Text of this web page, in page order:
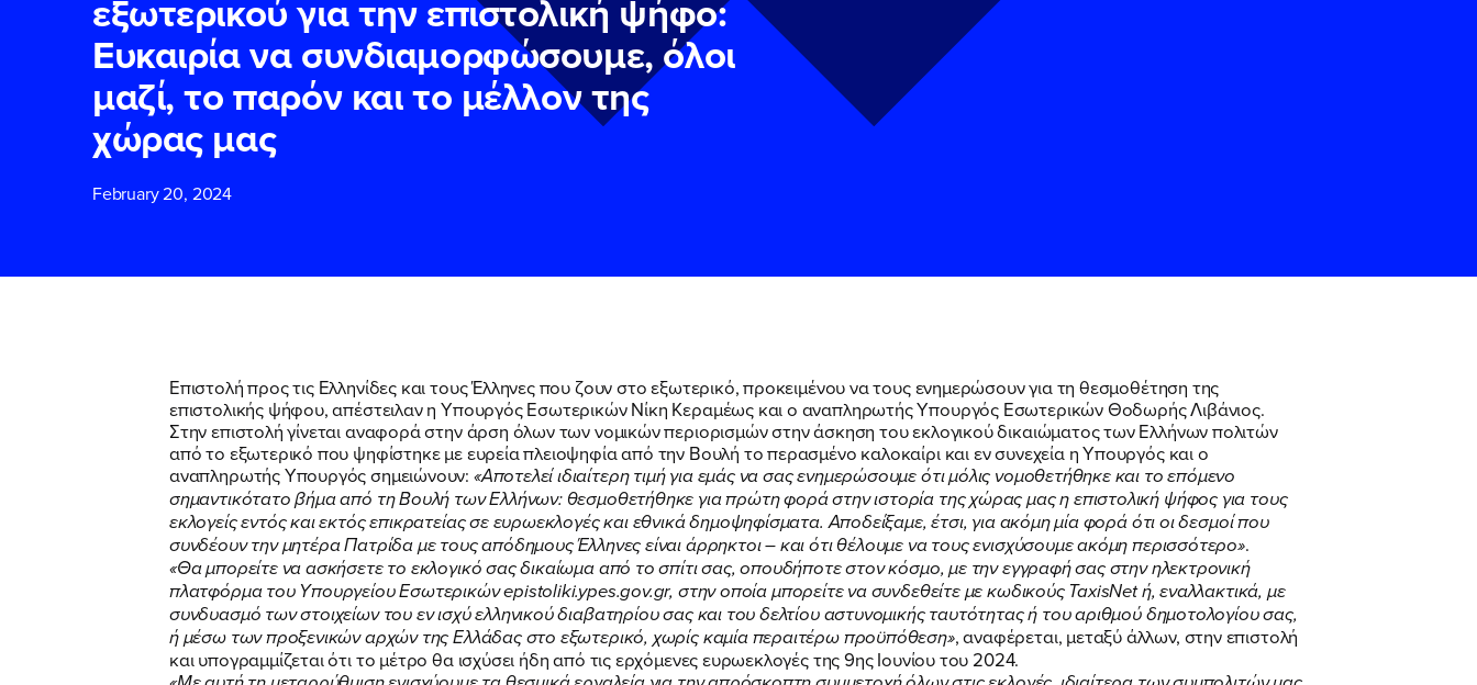
ΠΟΙΑ ΕΙΜΑΙ
εξωτερικού για την επιστολική ψήφο:
Ευκαιρία να συνδιαμορφώσουμε, όλοι
μαζί, το παρόν και το μέλλον της
χώρας μας
February 20, 2024
Επιστολή προς τις Ελληνίδες και τους Έλληνες που ζουν στο εξωτερικό, προκειμένου να τους ενημερώσουν για τη θεσμοθέτηση της
επιστολικής ψήφου, απέστειλαν η Υπουργός Εσωτερικών Νίκη Κεραμέως και ο αναπληρωτής Υπουργός Εσωτερικών Θοδωρής Λιβάνιος.
Στην επιστολή γίνεται αναφορά στην άρση όλων των νομικών περιορισμών στην άσκηση του εκλογικού δικαιώματος των Ελλήνων πολιτών
από το εξωτερικό που ψηφίστηκε με ευρεία πλειοψηφία από την Βουλή το περασμένο καλοκαίρι και εν συνεχεία η Υπουργός και ο
αναπληρωτής Υπουργός σημειώνουν: «Αποτελεί ιδιαίτερη τιμή για εμάς να σας ενημερώσουμε ότι μόλις νομοθετήθηκε και το επόμενο
σημαντικότατο βήμα από τη Βουλή των Ελλήνων: θεσμοθετήθηκε για πρώτη φορά στην ιστορία της χώρας μας η επιστολική ψήφος για τους
εκλογείς εντός και εκτός επικρατείας σε ευρωεκλογές και εθνικά δημοψηφίσματα. Αποδείξαμε, έτσι, για ακόμη μία φορά ότι οι δεσμοί που
συνδέουν την μητέρα Πατρίδα με τους απόδημους Έλληνες είναι άρρηκτοι – και ότι θέλουμε να τους ενισχύσουμε ακόμη περισσότερο».
«Θα μπορείτε να ασκήσετε το εκλογικό σας δικαίωμα από το σπίτι σας, οπουδήποτε στον κόσμο, με την εγγραφή σας στην ηλεκτρονική
πλατφόρμα του Υπουργείου Εσωτερικώνepistoliki.ypes.gov.gr, στην οποία μπορείτε να συνδεθείτε με κωδικούς TaxisNet ή, εναλλακτικά, με
συνδυασμό των στοιχείων του εν ισχύ ελληνικού διαβατηρίου σας και του δελτίου αστυνομικής ταυτότητας ή του αριθμού δημοτολογίου σας,
ή μέσω των προξενικών αρχών της Ελλάδας στο εξωτερικό, χωρίς καμία περαιτέρω προϋπόθεση», αναφέρεται, μεταξύ άλλων, στην επιστολή
και υπογραμμίζεται ότι το μέτρο θα ισχύσει ήδη από τις ερχόμενες ευρωεκλογές της 9ης Ιουνίου του 2024.
ΕΠΙΘΕΤΟ*
ΥΠΟΒΟΛΗ
ΕΠΙΘΕΤΟ*
ΥΠΟΒΟΛΗ